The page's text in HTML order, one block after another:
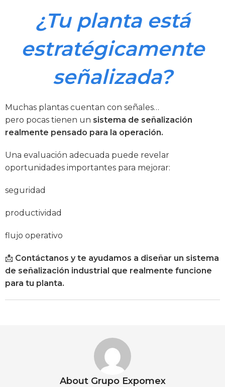
¿Tu planta está
estratégicamente
señalizada?
Muchas plantas cuentan con señales…
pero pocas tienen un sistema de señalización
realmente pensado para la operación.
Una evaluación adecuada puede revelar
oportunidades importantes para mejorar:
seguridad
productividad
flujo operativo
📩 Contáctanos y te ayudamos a diseñar un sistema
de señalización industrial que realmente funcione
para tu planta.
About Grupo Expomex